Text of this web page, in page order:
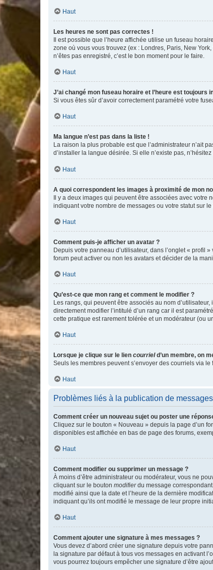
Haut
Les heures ne sont pas correctes !
Il est possible que l’heure affichée utilise un fuseau
zone où vous vous trouvez (ex : Londres, Paris, New
n’êtes pas enregistré, c’est le bon moment pour le faire.
Haut
J’ai changé mon fuseau horaire et l’heure est toujours
Si vous êtes sûr d’avoir correctement paramétré votre
Haut
Ma langue n’est pas dans la liste !
La raison la plus probable est que l’administrateur n’ait
d’installer la langue désirée. Si elle n’existe pas,
Haut
A quoi correspondent les images à proximité de mon
Il y a deux images qui peuvent être associées avec
indiquant votre nombre de messages ou votre statut sur
Haut
Comment puis-je afficher un avatar ?
Depuis votre panneau d’utilisateur, dans l’onglet « profil
forum peut activer ou non les avatars et décider de la
Haut
Qu’est-ce que mon rang et comment le modifier ?
Les rangs, qui peuvent être associés au nom
directement modifier l’intitulé d’un rang car il est
cette pratique est rarement tolérée et un modérateur (ou
Haut
Lorsque je clique sur le lien courrield’un membre, on
Seuls les membres peuvent s’envoyer des courriels via
Haut
Problèmes liés à la publication de messages
Comment créer un nouveau sujet ou poster une
Cliquez sur le bouton « Nouveau » depuis la page d’un
disponibles est affichée en bas de page des forums,
Haut
Comment modifier ou supprimer un message ?
À moins d’être administrateur ou modérateur, vous ne
cliquant sur le bouton modifierdu message
modifié ainsi que la date et l’heure de la dernière
indiquant qu’ils ont modifié le message de leur propre
Haut
Comment ajouter une signature à mes messages ?
Vous devez d’abord créer une signature depuis votre
la signature par défaut à tous vos messages en activant
vous pourrez toujours empêcher une signature d’être